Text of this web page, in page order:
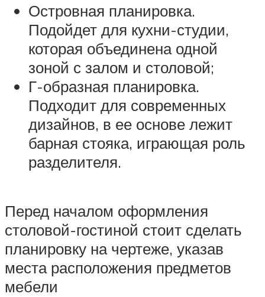
Островная планировка.
Подойдет для кухни-студии,
которая объединена одной
зоной с залом и столовой;
Г-образная планировка.
Подходит для современных
дизайнов, в ее основе лежит
барная стояка, играющая роль
разделителя.
Перед началом оформления
столовой-гостиной стоит сделать
планировку на чертеже, указав
места расположения предметов
мебели